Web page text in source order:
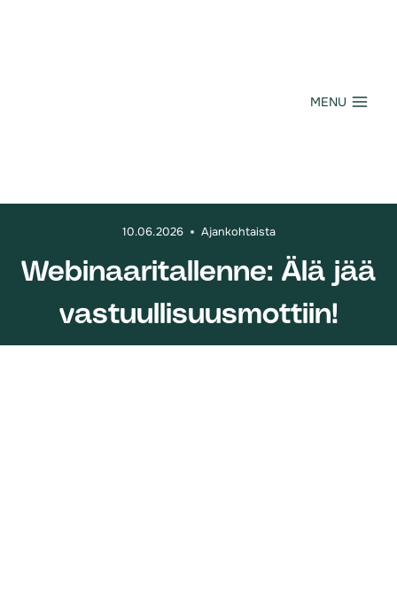
MENU
10.06.2026 Ajankohtaista
Webinaaritallenne: Älä jää
vastuullisuusmottiin!